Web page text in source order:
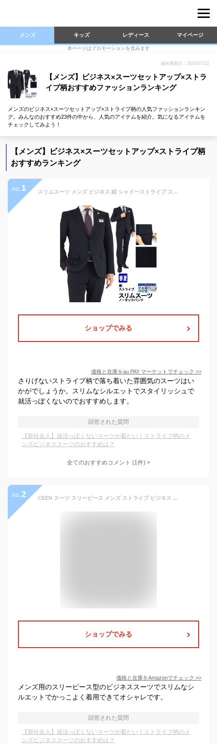
メンズ キッズ レディース マイページ
本ページはプロモーションを含みます
最終更新日：2026/07/22
【メンズ】ビジネス×スーツセットアップ×ストラ
イプ柄おすすめファッションランキング
メンズのビジネス×スーツセットアップ×ストライプ柄の人気ファッションランキン
グ。みんなのおすすめ23件の中から、人気のアイテムを紹介。気になるアイテムを
チェックしてみよう！
【メンズ】ビジネス×スーツセットアップ×ストライプ柄
おすすめランキング
no. 1 スリムスーツ メンズ ビジネス 紺 シャドーストライプ ストレッチ リンクルフリー 春夏 ノータック スラックスウォッシャブル 1MS910-21
ショップでみる
価格と在庫をau PAY マーケット でチェック >>
さりげないストライプ柄で落ち着いた雰囲気のスーツはい
かがでしょうか。スリムなシルエットでスタイリッシュで
就活っぽくないのでおすすめします。
回答された質問
【新社会人】就活っぽくないスーツが着たい！ストライプ柄のメ
ンズビジネススーツのおすすめは？
全てのおすすめコメント (1件) >
no. 2 CEEN スーツ スリーピース メンズ ストライプ ビジネス 細身 紳士 礼服 就職スーツ
ショップでみる
価格と在庫をAmazonでチェック >>
メンズ用のスリーピース型のビジネススーツでスリムなシ
ルエットでかっこよく着用できてオシャレです。
回答された質問
【新社会人】就活っぽくないスーツが着たい！ストライプ柄のメ
ンズビジネススーツのおすすめは？